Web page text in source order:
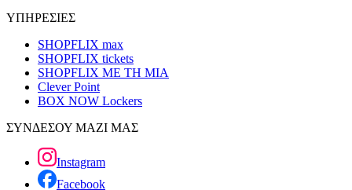
ΥΠΗΡΕΣΙΕΣ
SHOPFLIX max
SHOPFLIX tickets
SHOPFLIX ΜΕ ΤΗ ΜΙΑ
Clever Point
BOX NOW Lockers
ΣΥΝΔΕΣΟΥ ΜΑΖΙ ΜΑΣ
Instagram
Facebook